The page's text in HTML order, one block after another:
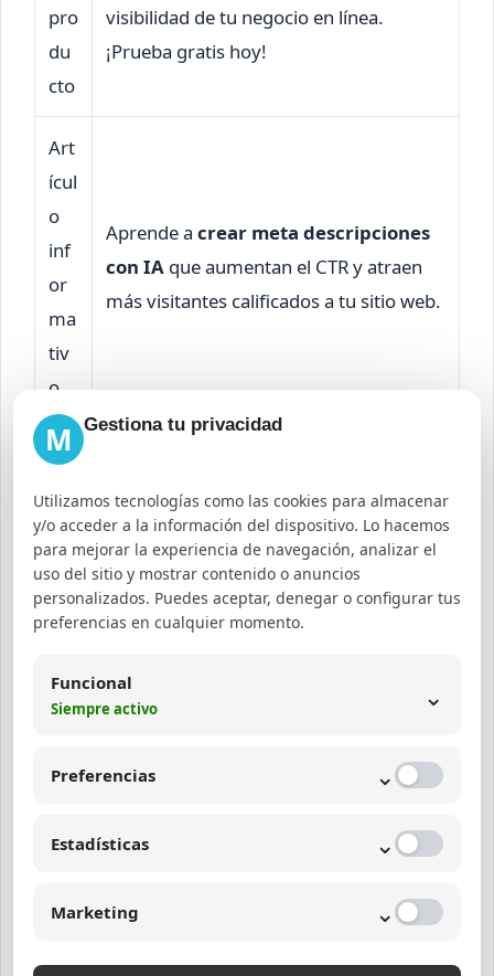
pro
du
cto
visibilidad de tu negocio en línea.
¡Prueba gratis hoy!
Art
ícul
o
inf
or
ma
tiv
o
Aprende a crear meta descripciones
con IA que aumentan el CTR y atraen
más visitantes calificados a tu sitio web.
La
ng
pa
ge
generador IA meta descripcionesy
destaca en los resultados de Google con
textos persuasivos.
integrar IA en tu estrategia de
Realiza pruebas A/B con diferentes versiones
revisión humana para asegurar calidad y
coherencia.
M Gestiona tu privacidad
Utilizamos tecnologías como las cookies para almacenar
y/o acceder a la información del dispositivo. Lo hacemos
para mejorar la experiencia de navegación, analizar el
uso del sitio y mostrar contenido o anuncios
personalizados. Puedes aceptar, denegar o configurar tus
preferencias en cualquier momento.
Funcional
Siempre activo ⌄
Preferencias ⌄
Estadísticas ⌄
Marketing ⌄